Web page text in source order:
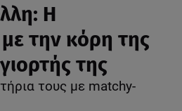
Η
την κόρη της
της
τους με matchy-